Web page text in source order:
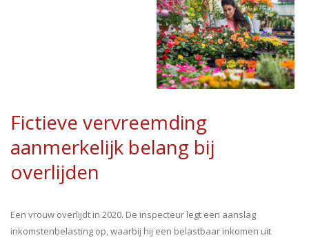
Fictieve vervreemding
aanmerkelijk belang bij
overlijden
Een vrouw overlijdt in 2020. De inspecteur legt een aanslag
inkomstenbelasting op, waarbij hij een belastbaar inkomen uit